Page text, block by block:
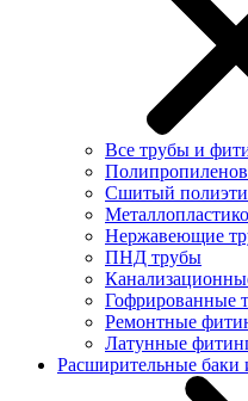
Все трубы и
Сшитый
Нержавеющие
ПНД трубы
Гофрированные
Ремонтные
Латунные
Расширительные баки